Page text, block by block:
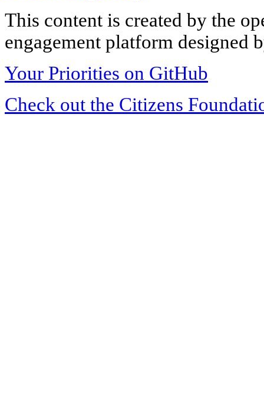
This content is created by the
engagement platform designed
Your Priorities on GitHub
Check out the Citizens